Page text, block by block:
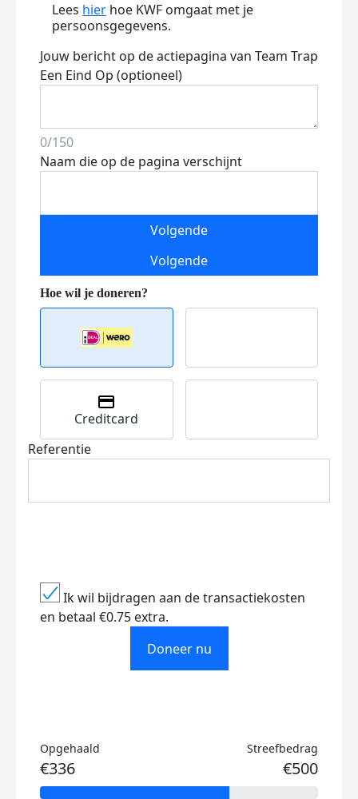
Lees hier hoe KWF omgaat met je
persoonsgegevens.
Jouw bericht op de actiepagina van Team Trap
Een Eind Op (optioneel)
0/150
Naam die op de pagina verschijnt
Volgende
Volgende
Creditcard
Referentie
Ik wil bijdragen aan de transactiekosten
en betaal €0.75 extra.
Doneer nu
Opgehaald
€336
Streefbedrag
€500